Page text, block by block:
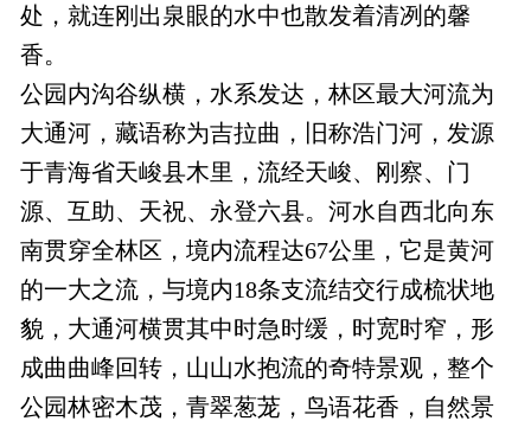
处，就连刚出泉眼的水中也散发着清冽的馨
香。
公园内沟谷纵横，水系发达，林区最大河流为
大通河，藏语称为吉拉曲，旧称浩门河，发源
于青海省天峻县木里，流经天峻、刚察、门
源、互助、天祝、永登六县。河水自西北向东
南贯穿全林区，境内流程达67公里，它是黄河
的一大之流，与境内18条支流结交行成梳状地
貌，大通河横贯其中时急时缓，时宽时窄，形
成曲曲峰回转，山山水抱流的奇特景观，整个
公园林密木茂，青翠葱茏，鸟语花香，自然景